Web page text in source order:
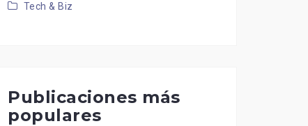
Tech & Biz
Publicaciones más
populares